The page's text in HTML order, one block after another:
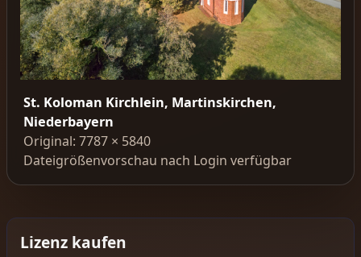
St. Koloman Kirchlein, Martinskirchen,
Niederbayern
Original: 7787 × 5840
Dateigrößenvorschau nach Login verfügbar
Lizenz kaufen